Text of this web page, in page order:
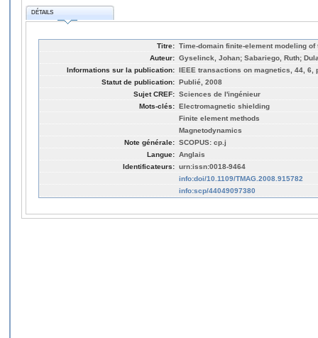
DÉTAILS
Titre: Time-domain finite-element modeling
Auteur: Gyselinck, Johan; Sabariego, Ruth;
Informations sur la publication: IEEE transactions on magnetics, 44, 6,
Statut de publication: Publié, 2008
Sujet CREF: Sciences de l'ingénieur
Mots-clés: Electromagnetic shielding
Finite element methods
Magnetodynamics
Note générale: SCOPUS: cp.j
Langue: Anglais
Identificateurs: urn:issn:0018-9464
info:doi/10.1109/TMAG.2008.915782
info:scp/44049097380